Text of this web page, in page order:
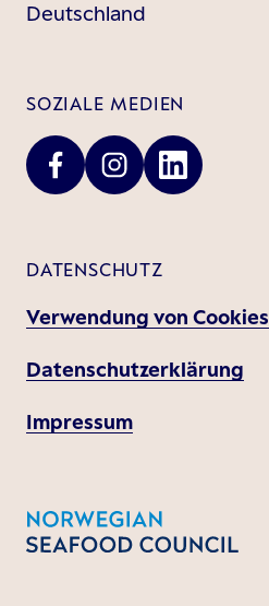
Deutschland
SOZIALE MEDIEN
DATENSCHUTZ
Verwendung von Cookies
Datenschutzerklärung
Impressum